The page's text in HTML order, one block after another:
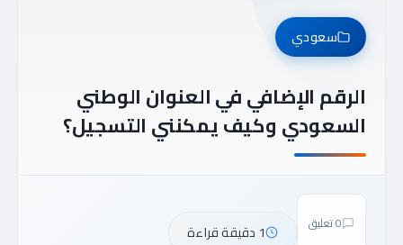
سعودي
الرقم الإضافي في العنوان الوطني
السعودي وكيف يمكنني التسجيل؟
0 تعليق 1 دقيقة قراءة